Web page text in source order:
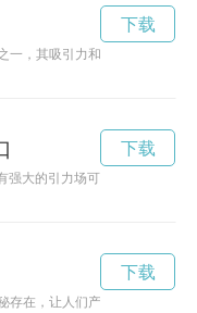
一，其吸引力和奇特特性吸引
下载
强大的引力场可以将任何物质
下载
存在，让人们产生无限遐想和
下载